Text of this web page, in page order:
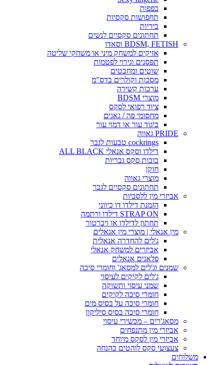
כפפות
תחפושות סקסיות
ביריות
תחתונים סקסיים לנשים
BDSM, FETISH וסאדו
אזיקים למשחק מיני או משחקי שליטה
תפסנים וגירוי לפטמות
שוטים ומחבטים
מסכות וקולרים בדס"מ
ערכות קשירה
מוצרי BDSM
ציוד רפואי לסקס
מחסומי פה / גאגים
ביגוד עור או דמוי עור
PRIDE גאווה
cockrings טבעות לגבר
דילדו וסקס אנאלי ALL BLACK
בובות סקס גבריות
חוקן
מוצרי גאווה
תחתונים סקסיים לגבר
אביזרי מין ללסביות
הזמנת דילדו דו כיווני
STRAP ON דילדו ורתמה
תחתון לדילדו או ויברטור
מין אנאלי | מוצרי מין אנאלים
ג'לים להחדרה אנאלית
אביזרים למשחק אנאלי
פלאגים אנאלים
שמנים וג'לים למסאג' וחומרי סיכה
ג'לים לקיקים לעיסוי
שמני עיסוי ותשוקה
חומרי סיכה לקיקים
חומרי סיכה על בסיס מים
חומרי סיכה בסיס סיליקון
מסאג'רים – מכשירי עיסוי
אביזרי מין מתנפחים
אביזרי מין לסקס מיוחד
צעצועי סקס לוהטים בהנחה
משלוחים